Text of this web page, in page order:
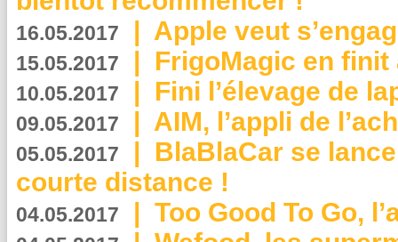
16.05.2017 | Apple veut
15.05.2017 | FrigoMagic en
10.05.2017 | Fini l’élevage de
09.05.2017 | AIM, l’appli de
05.05.2017 | BlaBlaCar se
courte distance !
04.05.2017 | Too Good To Go,